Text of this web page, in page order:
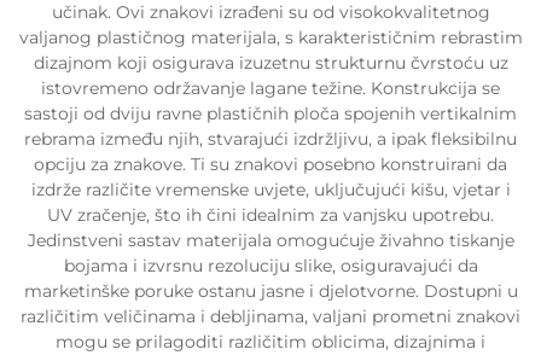
učinak. Ovi znakovi izrađeni su od visokokvalitetnog
valjanog plastičnog materijala, s karakterističnim rebrastim
dizajnom koji osigurava izuzetnu strukturnu čvrstoću uz
istovremeno održavanje lagane težine. Konstrukcija se
sastoji od dviju ravne plastičnih ploča spojenih vertikalnim
rebrama između njih, stvarajući izdržljivu, a ipak fleksibilnu
opciju za znakove. Ti su znakovi posebno konstruirani da
izdrže različite vremenske uvjete, uključujući kišu, vjetar i
UV zračenje, što ih čini idealnim za vanjsku upotrebu.
Jedinstveni sastav materijala omogućuje živahno tiskanje
bojama i izvrsnu rezoluciju slike, osiguravajući da
marketinške poruke ostanu jasne i djelotvorne. Dostupni u
različitim veličinama i debljinama, valjani prometni znakovi
mogu se prilagoditi različitim oblicima, dizajnima i